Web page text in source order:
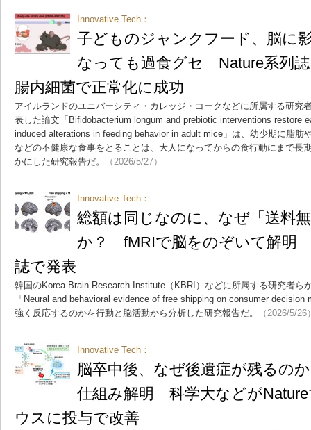
Innovative Tech：
子どものジャンクフード、脳に
なっても過食グセ Nature系列
腸内細菌で正常化に成功
アイルランドのユニバーシティ・カレッジ・コークなどに所属する研究
表した論文「Bifidobacterium longum and prebiotic interventions restore
induced alterations in feeding behavior in adult mice」は、幼少期に脂肪
などの不健康な食事をとることは、大人になってからの食行動にまで長
かにした研究報告だ。
（2026/5/27）
Innovative Tech：
総額は同じなのに、なぜ「送料
か？ fMRIで脳をのぞいて解明
誌で発表
韓国のKorea Brain Research Institute（KBRI）などに所属する研究者ら
「Neural and behavioral evidence of free shipping on consumer
強く反応するのかを行動と脳活動から分析した研究報告だ。
（2026/5/26
Innovative Tech：
脳卒中後、なぜ後遺症が残るの
仕組み解明 科学大などが
ウスに投与で改善